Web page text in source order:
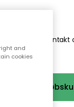
G9
Læg i
and
cookies